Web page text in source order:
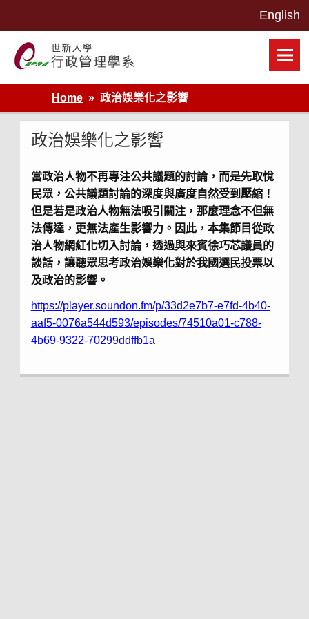
世新大學行政管理學系網站
Home
政治娛樂化之影響
政治娛樂化之影響
當政治人物不再專注公共議題的討論，而是先取悅
民眾，公共議題討論的深度與廣度自然受到壓縮！
但是若是政治人物無法吸引關注，那麼理念不但無
法傳達，更無法產生影響力。因此，本集節目從政
治人物網紅化切入討論，透過與來賓徐巧芯議員的
談話，讓聽眾思考政治娛樂化對於我國選民投票以
及政治的影響。
https://player.soundon.fm/p/33d2e7b7-e7fd-4b40-
aaf5-0076a544d593/episodes/74510a01-c788-
4b69-9322-70299ddffb1a